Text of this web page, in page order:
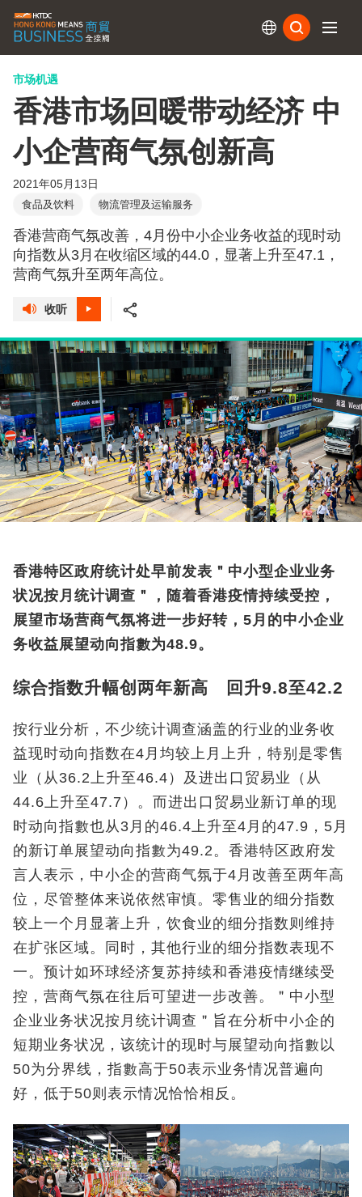
市场机遇
香港市场回暖带动经济 中
小企营商气氛创新高
2021年05月13日
食品及饮料 物流管理及运输服务
香港营商气氛改善，4月份中小企业务收益的现时动
向指数从3月在收缩区域的44.0，显著上升至47.1，
营商气氛升至两年高位。
收听
香港特区政府统计处早前发表＂中小型企业业务
状况按月统计调查＂，随着香港疫情持续受控，
展望市场营商气氛将进一步好转，5月的中小企业
务收益展望动向指數为48.9。
综合指数升幅创两年新高 回升9.8至42.2
按行业分析，不少统计调查涵盖的行业的业务收
益现时动向指数在4月均较上月上升，特别是零售
业（从36.2上升至46.4）及进出口贸易业（从
44.6上升至47.7）。而进出口贸易业新订单的现
时动向指數也从3月的46.4上升至4月的47.9，5月
的新订单展望动向指數为49.2。香港特区政府发
言人表示，中小企的营商气氛于4月改善至两年高
位，尽管整体来说依然审慎。零售业的细分指数
较上一个月显著上升，饮食业的细分指数则维持
在扩张区域。同时，其他行业的细分指数表现不
一。预计如环球经济复苏持续和香港疫情继续受
控，营商气氛在往后可望进一步改善。＂中小型
企业业务状况按月统计调查＂旨在分析中小企的
短期业务状况，该统计的现时与展望动向指數以
50为分界线，指數高于50表示业务情况普遍向
好，低于50则表示情况恰恰相反。